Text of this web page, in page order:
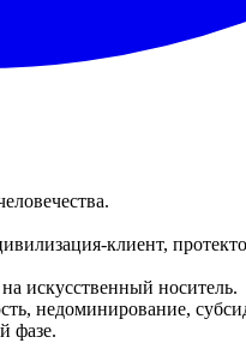
клиент,
искусственный носитель.
недоминирование,
фазе.